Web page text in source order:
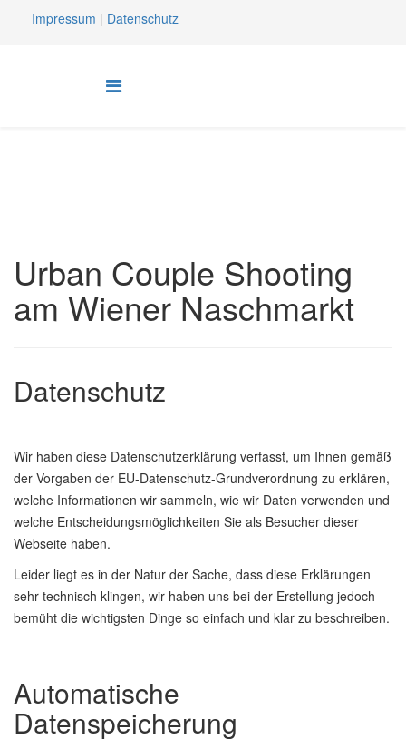
Impressum | Datenschutz
Urban Couple Shooting
am Wiener Naschmarkt
Datenschutz
Wir haben diese Datenschutzerklärung verfasst, um Ihnen gemäß
der Vorgaben der EU-Datenschutz-Grundverordnung zu erklären,
welche Informationen wir sammeln, wie wir Daten verwenden und
welche Entscheidungsmöglichkeiten Sie als Besucher dieser
Webseite haben.
Leider liegt es in der Natur der Sache, dass diese Erklärungen
sehr technisch klingen, wir haben uns bei der Erstellung jedoch
bemüht die wichtigsten Dinge so einfach und klar zu beschreiben.
Automatische
Datenspeicherung